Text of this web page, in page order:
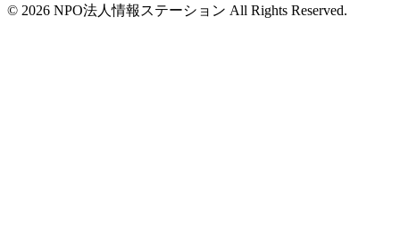
© 2026 NPO法人情報ステーション All Rights Reserved.